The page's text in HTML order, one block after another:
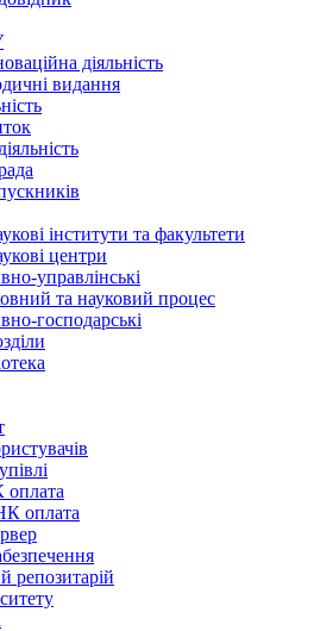
діяльність
видання
інститути та факультети
центри
управлінські
та науковий процес
господарські
оплата
репозитарій